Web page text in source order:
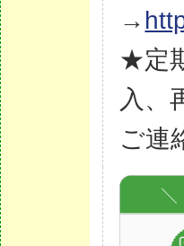
→
★定
入、
ご連